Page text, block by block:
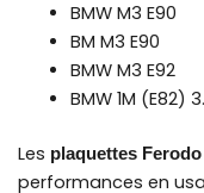
BMW M3 E90
BM M3 E90
BMW M3 E92
BMW 1M (E82)
Les plaquettes Ferodo
performances en